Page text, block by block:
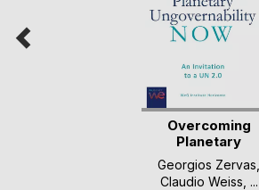
Overcoming
Planetary
Ungovernabili(...)
Georgios Zervas
Claudio Weiss , ...